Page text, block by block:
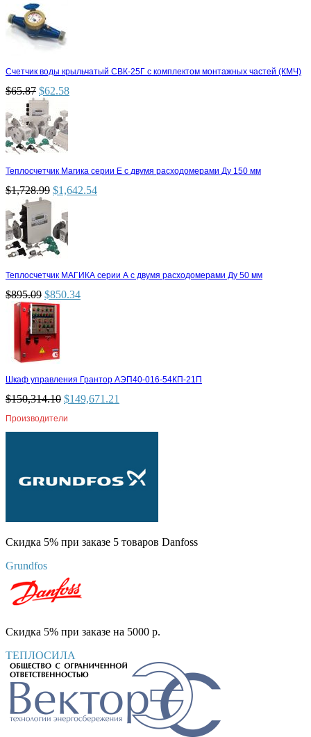
Счетчик воды крыльчатый СВК-25Г с комплектом монтажных частей (КМЧ)
$65.87 $62.58
Теплосчетчик Магика серии Е с двумя расходомерами Ду 150 мм
$1,728.99 $1,642.54
Теплосчетчик МАГИКА серии А с двумя расходомерами Ду 50 мм
$895.09 $850.34
Шкаф управления Грантор АЭП40-016-54КП-21П
$150,314.10 $149,671.21
Производители
Скидка 5% при заказе 5 товаров Danfoss
Grundfos
Скидка 5% при заказе на 5000 р.
ТЕПЛОСИЛА